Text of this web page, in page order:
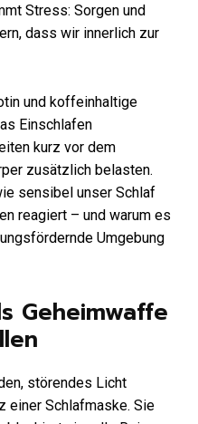
Stress: Sorgen und
dass wir innerlich zur
und koffeinhaltige
Einschlafen
kurz vor dem
zusätzlich belasten.
sensibel unser Schlaf
reagiert – und warum es
Umgebung
Geheimwaffe
störendes Licht
einer Schlafmaske. Sie